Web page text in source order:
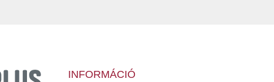
INFORMÁCIÓ